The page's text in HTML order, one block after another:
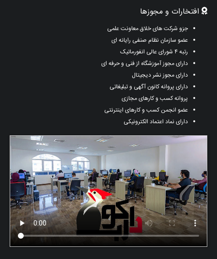
افتخارات و مجوزها
جزو شرکت های خلاق معاونت علمی
عضو سازمان نظام صنفی رایانه ای
رتبه ۴ شورای عالی انفورماتیک
دارای مجوز آموزشگاه از فنی و حرفه ای
دارای مجوز نشر دیجیتال
دارای پروانه کانون آگهی و تبلیغاتی
پروانه کسب و کارهای مجازی
عضو انجمن کسب و کارهای اینترنتی
دارای نماد اعتماد الکترونیکی